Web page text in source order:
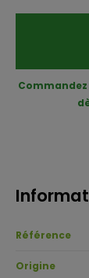
Référence
Origine